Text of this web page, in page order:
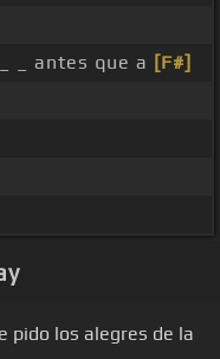
_ antes que a [F#]
pido los alegres de la